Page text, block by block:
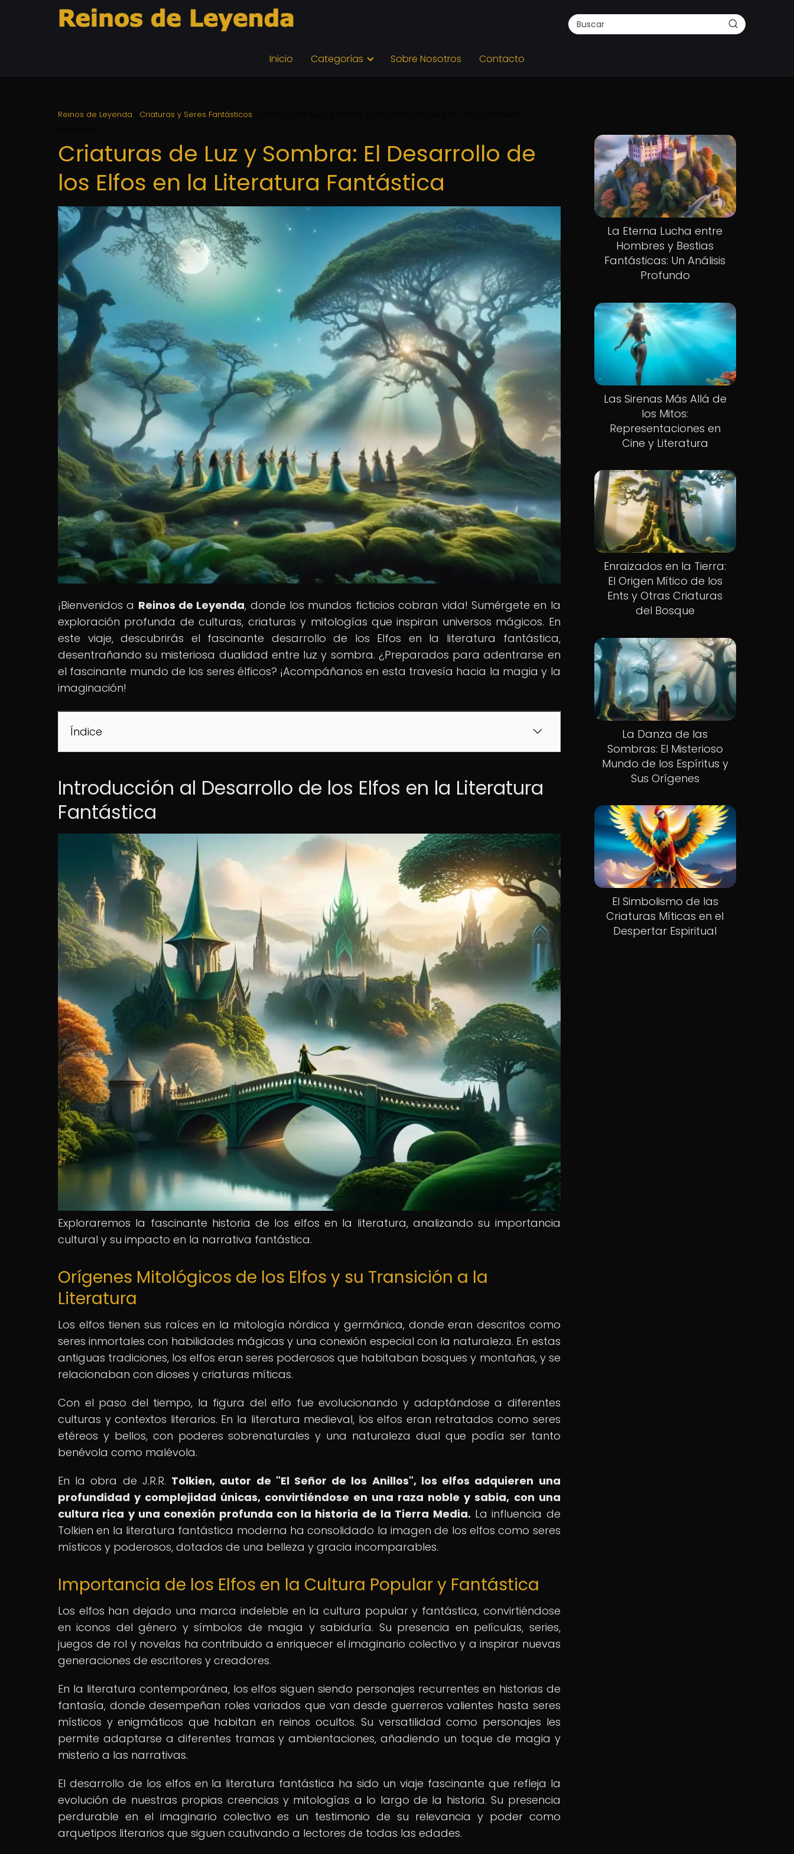
Inicio Categorías Sobre Nosotros Contacto
Reinos de Leyenda Criaturas y Seres Fantásticos
Criaturas de Luz y Sombra: El Desarrollo de
los Elfos en la Literatura Fantástica
¡Bienvenidos a Reinos de Leyenda, donde los mundos ficticios cobran vida! Sumérgete en la
exploración profunda de culturas, criaturas y mitologías que inspiran universos mágicos. En
este viaje, descubrirás el fascinante desarrollo de los Elfos en la literatura fantástica,
desentrañando su misteriosa dualidad entre luz y sombra. ¿Preparados para adentrarse en
el fascinante mundo de los seres élficos? ¡Acompáñanos en esta travesía hacia la magia y la
imaginación!
Índice
Introducción al Desarrollo de los Elfos en la Literatura
Fantástica
Exploraremos la fascinante historia de los elfos en la literatura, analizando su importancia
cultural y su impacto en la narrativa fantástica.
Orígenes Mitológicos de los Elfos y su Transición a la
Literatura
Los elfos tienen sus raíces en la mitología nórdica y germánica, donde eran descritos como
seres inmortales con habilidades mágicas y una conexión especial con la naturaleza. En estas
antiguas tradiciones, los elfos eran seres poderosos que habitaban bosques y montañas, y se
relacionaban con dioses y criaturas míticas.
Con el paso del tiempo, la figura del elfo fue evolucionando y adaptándose a diferentes
culturas y contextos literarios. En la literatura medieval, los elfos eran retratados como seres
etéreos y bellos, con poderes sobrenaturales y una naturaleza dual que podía ser tanto
benévola como malévola.
En la obra de J.R.R. Tolkien, autor de "El Señor de los Anillos", los elfos adquieren una
profundidad y complejidad únicas, convirtiéndose en una raza noble y sabia, con una
cultura rica y una conexión profunda con la historia de la Tierra Media. La influencia de
Tolkien en la literatura fantástica moderna ha consolidado la imagen de los elfos como seres
místicos y poderosos, dotados de una belleza y gracia incomparables.
Importancia de los Elfos en la Cultura Popular y Fantástica
Los elfos han dejado una marca indeleble en la cultura popular y fantástica, convirtiéndose
en iconos del género y símbolos de magia y sabiduría. Su presencia en películas, series,
juegos de rol y novelas ha contribuido a enriquecer el imaginario colectivo y a inspirar nuevas
generaciones de escritores y creadores.
En la literatura contemporánea, los elfos siguen siendo personajes recurrentes en historias de
fantasía, donde desempeñan roles variados que van desde guerreros valientes hasta seres
místicos y enigmáticos que habitan en reinos ocultos. Su versatilidad como personajes les
permite adaptarse a diferentes tramas y ambientaciones, añadiendo un toque de magia y
misterio a las narrativas.
El desarrollo de los elfos en la literatura fantástica ha sido un viaje fascinante que refleja la
evolución de nuestras propias creencias y mitologías a lo largo de la historia. Su presencia
perdurable en el imaginario colectivo es un testimonio de su relevancia y poder como
arquetipos literarios que siguen cautivando a lectores de todas las edades.
La Eterna Lucha entre
Hombres y Bestias
Fantásticas: Un Análisis
Profundo
Las Sirenas Más Allá de
los Mitos:
Representaciones en
Cine y Literatura
Enraizados en la Tierra:
El Origen Mítico de los
Ents y Otras Criaturas
del Bosque
La Danza de las
Sombras: El Misterioso
Mundo de los Espíritus y
Sus Orígenes
El Simbolismo de las
Criaturas Míticas en el
Despertar Espiritual